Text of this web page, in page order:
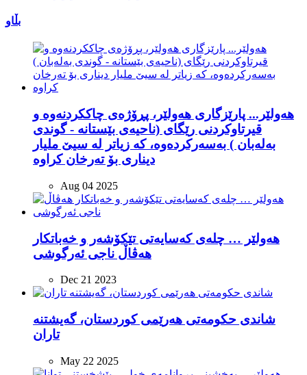
بڵاو
هەولێر... پارێزگاری هەولێر، پڕۆژەی چاککردنەوە و
قیرتاوکردنی رێگای (ناحیەی بێستانە - گوندی
بەلەبان ) به‌سه‌ركرده‌وه، کە زیاتر لە سیێ ملیار
Aug 04 2025
هەولێر … چلەی کەسایەتی تێکۆشەر و خەباتکار
هەڤاڵ ناجی ئەرگوشی
Dec 21 2023
شاندی حکومەتی هەرێمی کوردستان، گەیشتنە
تاران
May 22 2025